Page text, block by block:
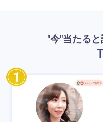
"今"当たる
1